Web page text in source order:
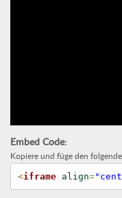
Embed Code:
Kopiere und füge den
<iframe align=